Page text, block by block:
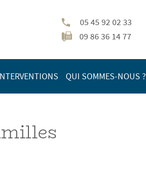
05 45 92 02 33
09 86 36 14 77
QUI SOMMES-NOUS ?